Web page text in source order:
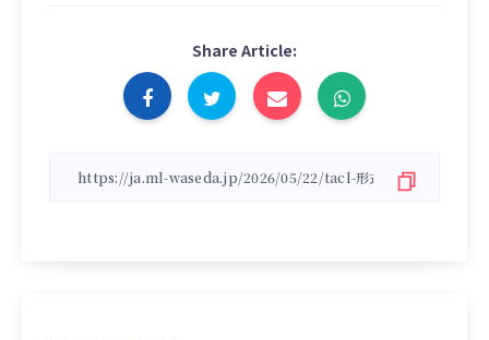
Share Article: